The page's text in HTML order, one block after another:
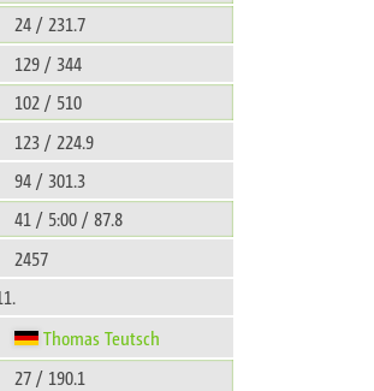
24 / 231.7
129 / 344
102 / 510
123 / 224.9
94 / 301.3
41 / 5:00 / 87.8
2457
Thomas Teutsch
27 / 190.1